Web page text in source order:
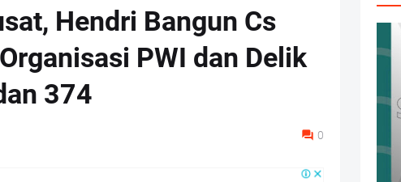
Hendri Bangun Cs
PWI dan Delik
374
0